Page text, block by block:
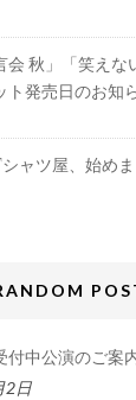
会 秋」「笑え
ト発売日のお知
ャツ屋、始めま
付中公演のご案
2日